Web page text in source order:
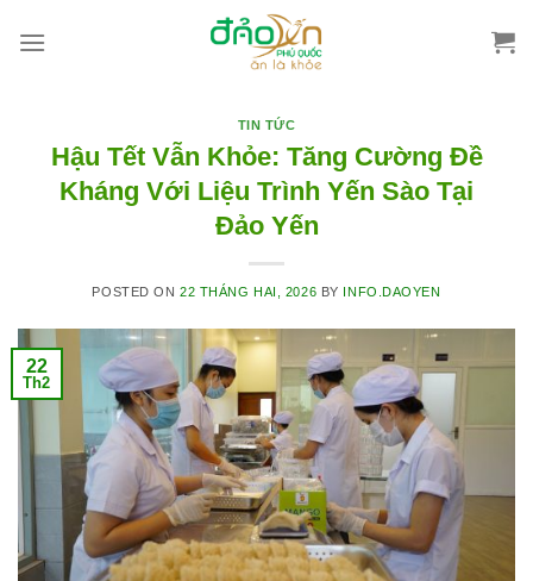
TIN TỨC
Hậu Tết Vẫn Khỏe: Tăng Cường Đề
Kháng Với Liệu Trình Yến Sào Tại
Đảo Yến
POSTED ON22 THÁNG HAI, 2026 BY INFO.DAOYEN
22
Th2